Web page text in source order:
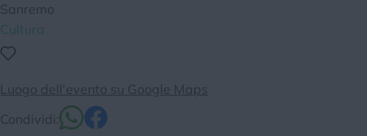
Sanremo
Cultura
Luogo dell'evento su Google Maps
Condividi: